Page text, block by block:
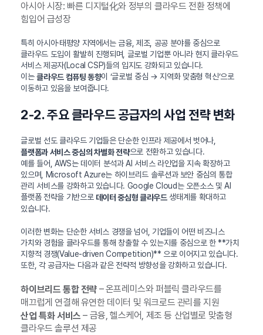
아시아 시장: 빠른 디지털化와 정부의 클라우드 전환 정책에
힘입어 급성장
특히 아시아·태평양 지역에서는 금융, 제조, 공공 분야를 중심으로
클라우드 도입이 활발히 진행되며, 글로벌 기업뿐 아니라 현지 클라우드
서비스 제공자(Local CSP)들의 입지도 강화되고 있습니다.
이는클라우드 컴퓨팅 동향이 ‘글로벌 중심 → 지역화 맞춤형 혁신’으로
이동하고 있음을 보여줍니다.
2-2. 주요 클라우드 공급자의 사업 전략 변화
글로벌 선도 클라우드 기업들은 단순한 인프라 제공에서 벗어나,
플랫폼과 서비스 중심의 차별화 전략으로 전환하고 있습니다.
예를 들어, AWS는 데이터 분석과 AI 서비스 라인업을 지속 확장하고
있으며, Microsoft Azure는 하이브리드 솔루션과 보안 중심의 통합
관리 서비스를 강화하고 있습니다. Google Cloud는 오픈소스 및 AI
플랫폼 전략을 기반으로 데이터 중심형 클라우드 생태계를 확대하고
있습니다.
이러한 변화는 단순한 서비스 경쟁을 넘어, 기업들이 어떤 비즈니스
가치와 경험을 클라우드를 통해 창출할 수 있는지를 중심으로 한 **가치
지향적 경쟁(Value-driven Competition)** 으로 이어지고 있습니다.
또한, 각 공급자는 다음과 같은 전략적 방향성을 강화하고 있습니다.
하이브리드 통합 전략– 온프레미스와 퍼블릭 클라우드를
매끄럽게 연결해 유연한 데이터 및 워크로드 관리를 지원
산업 특화 서비스 – 금융, 헬스케어, 제조 등 산업별로 맞춤형
클라우드 솔루션 제공